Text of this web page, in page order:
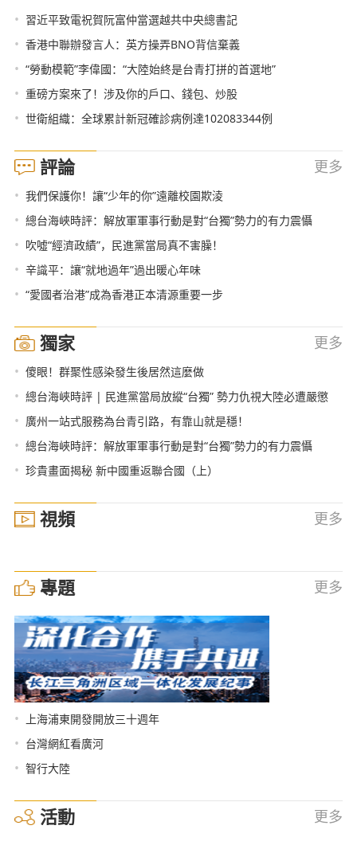
• 習近平致電祝賀阮富仲當選越共中央總書記
• 香港中聯辦發言人：英方操弄BNO背信棄義
• “勞動模範”李偉國：“大陸始終是台青打拼的首選地”
• 重磅方案來了！涉及你的戶口、錢包、炒股
• 世衛組織：全球累計新冠確診病例達102083344例
評論 更多
• 我們保護你！讓“少年的你”遠離校園欺淩
• 總台海峽時評：解放軍軍事行動是對“台獨”勢力的有力震懾
• 吹噓“經濟政績”，民進黨當局真不害臊！
• 辛識平：讓“就地過年”過出暖心年味
• “愛國者治港”成為香港正本清源重要一步
獨家 更多
• 傻眼！群聚性感染發生後居然這麼做
• 總台海峽時評 | 民進黨當局放縱“台獨” 勢力仇視大陸必遭嚴懲
• 廣州一站式服務為台青引路，有靠山就是穩！
• 總台海峽時評：解放軍軍事行動是對“台獨”勢力的有力震懾
• 珍貴畫面揭秘 新中國重返聯合國（上）
視頻 更多
專題 更多
• 上海浦東開發開放三十週年
• 台灣網紅看廣河
• 智行大陸
活動 更多